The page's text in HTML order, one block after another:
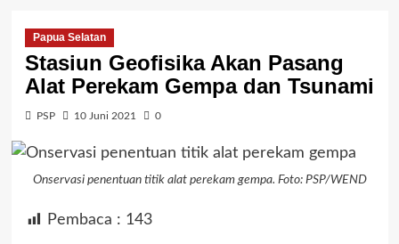
Papua Selatan
Stasiun Geofisika Akan Pasang
Alat Perekam Gempa dan Tsunami
PSP 10 Juni 2021 0
Onservasi penentuan titik alat perekam gempa. Foto: PSP/WEND
Pembaca : 143